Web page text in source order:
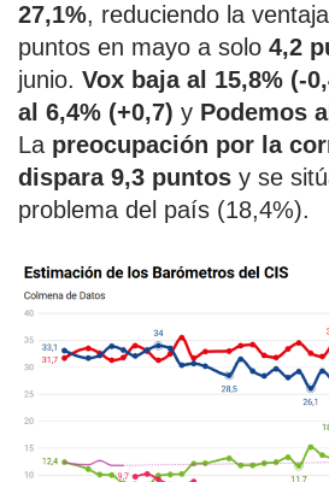
27,1%, reduciendo la
puntos en mayo a solo 4,2
junio. Vox baja al 15,8% (-
al 6,4% (+0,7) y Podemos
La preocupación por la
dispara 9,3 puntos y se
problema del país (18,4%).